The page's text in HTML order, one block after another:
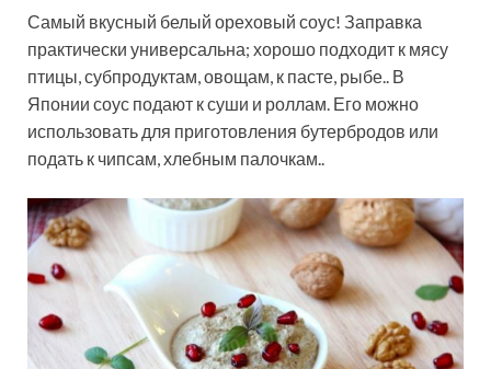
Самый вкусный белый ореховый соус! Заправка
практически универсальна; хорошо подходит к мясу
птицы, субпродуктам, овощам, к пасте, рыбе.. В
Японии соус подают к суши и роллам. Его можно
использовать для приготовления бутербродов или
подать к чипсам, хлебным палочкам..